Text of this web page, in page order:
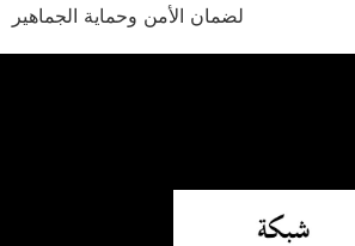
لضمان الأمن وحماية الجماهير